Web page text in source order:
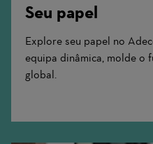
Seu papel
Explore seu papel no
equipa dinâmica, molde o
global.